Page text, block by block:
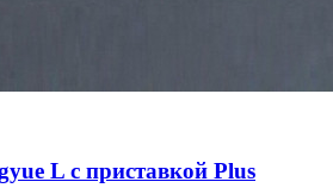
L с приставкой Plus